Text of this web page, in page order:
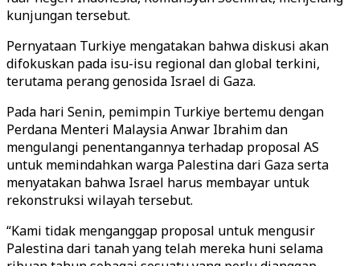
kunjungan tersebut.
Pernyataan Turkiye mengatakan bahwa diskusi akan
difokuskan pada isu-isu regional dan global terkini,
terutama perang genosida Israel di Gaza.
Pada hari Senin, pemimpin Turkiye bertemu dengan
Perdana Menteri Malaysia Anwar Ibrahim dan
mengulangi penentangannya terhadap proposal AS
untuk memindahkan warga Palestina dari Gaza serta
menyatakan bahwa Israel harus membayar untuk
rekonstruksi wilayah tersebut.
“Kami tidak menganggap proposal untuk mengusir
Palestina dari tanah yang telah mereka huni selama